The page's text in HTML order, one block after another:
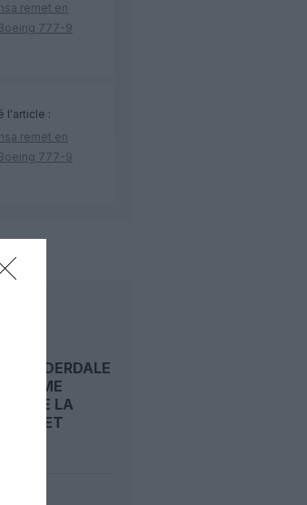
remet en
777-9
l'article :
remet en
777-9
LAUDERDALE
HOMME
LA
ET